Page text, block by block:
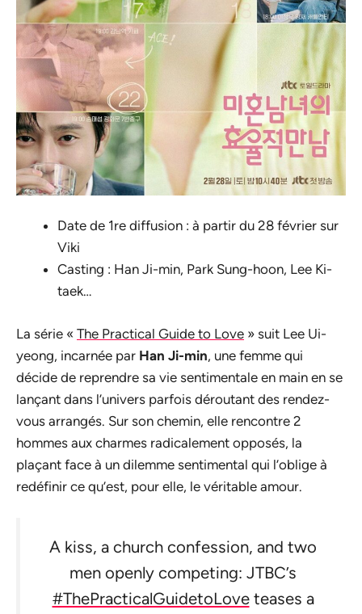
Date de 1re diffusion : à partir du 28 février sur
Viki
Casting : Han Ji-min, Park Sung-hoon, Lee Ki-
taek…
La série « The Practical Guide to Love » suit Lee Ui-
yeong, incarnée par Han Ji-min, une femme qui
décide de reprendre sa vie sentimentale en main en se
lançant dans l’univers parfois déroutant des rendez-
vous arrangés. Sur son chemin, elle rencontre 2
hommes aux charmes radicalement opposés, la
plaçant face à un dilemme sentimental qui l’oblige à
redéfinir ce qu’est, pour elle, le véritable amour.
A kiss, a church confession, and two
men openly competing: JTBC’s
#ThePracticalGuidetoLoveteases a